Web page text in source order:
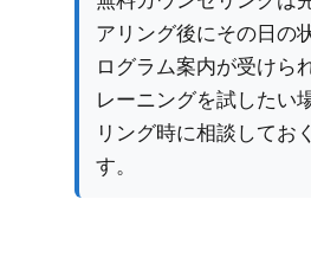
アリング後にその日の
ログラム案内が受けら
レーニングを試したい
リング時に相談してお
す。